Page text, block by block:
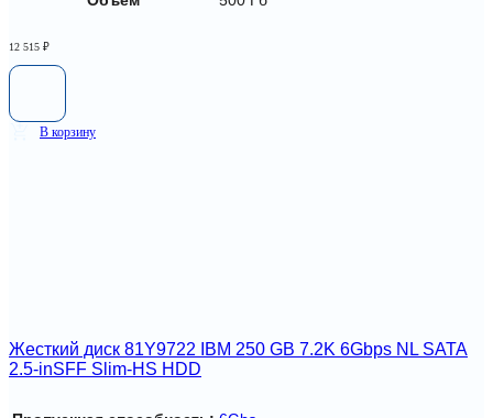
12 515 ₽
В корзину
Жесткий диск 81Y9722 IBM 250 GB 7.2K 6Gbps NL SATA
2.5-inSFF Slim-HS HDD